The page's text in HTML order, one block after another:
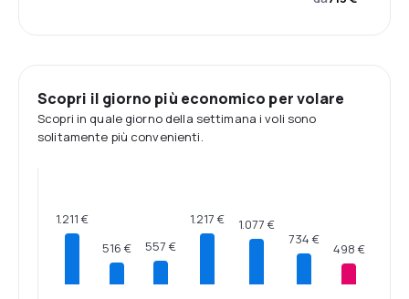
Scopri il giorno più economico per volare
Scopri in quale giorno della settimana i voli sono
solitamente più convenienti.
1.211 €
516 € 557 €
1.217 € 1.077 €
734 €
498 €